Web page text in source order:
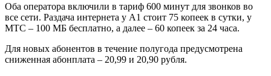
Оба оператора включили в тариф 600 минут для звонков во
все сети. Раздача интернета у А1 стоит 75 копеек в сутки, у
МТС – 100 МБ бесплатно, а далее – 60 копеек за 24 часа.
Для новых абонентов в течение полугода предусмотрена
сниженная абонплата – 20,99 и 20,90 рубля.